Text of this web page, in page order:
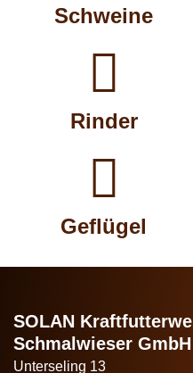
Schweine

Rinder

Geflügel
SOLAN
Schmalwieser
Unterseling 13